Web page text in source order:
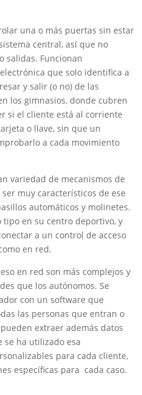
una o más puertas sin estar
central, así que no
salidas. Funcionan
que solo identifica a
y salir (o no) de las
los gimnasios, donde cubren
si el cliente está al corriente
o llave, sin que un
a cada movimiento
variedad de mecanismos de
muy característicos de ese
automáticos y molinetes.
en su centro deportivo, y
a un control de acceso
en red.
en red son más complejos y
que los autónomos. Se
con un software que
las personas que entran o
extraer además datos
se ha utilizado esa
para cada cliente,
específicas para cada caso.